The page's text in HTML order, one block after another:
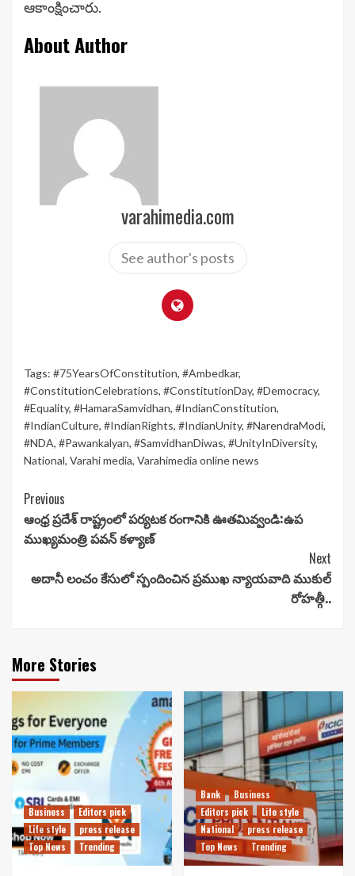
ఆకాంక్షించారు.
About Author
varahimedia.com
See author's posts
Tags: #75YearsOfConstitution, #Ambedkar,
#ConstitutionCelebrations, #ConstitutionDay, #Democracy,
#Equality, #HamaraSamvidhan, #IndianConstitution,
#IndianCulture, #IndianRights, #IndianUnity, #NarendraModi,
#NDA, #Pawankalyan, #SamvidhanDiwas, #UnityInDiversity,
National, Varahi media, Varahimedia online news
Continue
Reading
Previous
ఆంధ్ర ప్రదేశ్ రాష్ట్రంలో పర్యటక రంగానికి ఊతమివ్వండి:ఉప
ముఖ్యమంత్రి పవన్ కళ్యాణ్
Next
అదానీ లంచం కేసులో స్పందించిన ప్రముఖ న్యాయవాది ముకుల్
రోహత్గీ..
More Stories
Business
Editors pick
Life style
press release
Top News
Trending
Bank
Business
Editors pick
Life style
National
press release
Top News
Trending